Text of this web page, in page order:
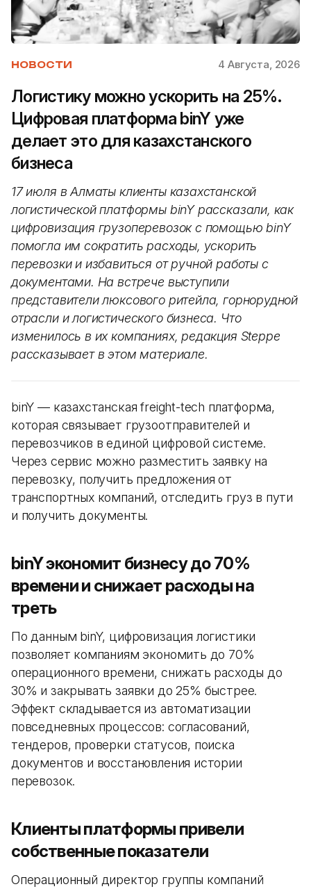
НОВОСТИ 4 Августа, 2026
Логистику можно ускорить на 25%.
Цифровая платформа binY уже
делает это для казахстанского
бизнеса
17 июля в Алматы клиенты казахстанской
логистической платформы binY рассказали, как
цифровизация грузоперевозок с помощью binY
помогла им сократить расходы, ускорить
перевозки и избавиться от ручной работы с
документами. На встрече выступили
представители люксового ритейла, горнорудной
отрасли и логистического бизнеса. Что
изменилось в их компаниях, редакция Steppe
рассказывает в этом материале.
binY — казахстанская freight-tech платформа,
которая связывает грузоотправителей и
перевозчиков в единой цифровой системе.
Через сервис можно разместить заявку на
перевозку, получить предложения от
транспортных компаний, отследить груз в пути
и получить документы.
binY экономит бизнесу до 70%
времени и снижает расходы на
треть
По данным binY, цифровизация логистики
позволяет компаниям экономить до 70%
операционного времени, снижать расходы до
30% и закрывать заявки до 25% быстрее.
Эффект складывается из автоматизации
повседневных процессов: согласований,
тендеров, проверки статусов, поиска
документов и восстановления истории
перевозок.
Клиенты платформы привели
собственные показатели
Операционный директор группы компаний